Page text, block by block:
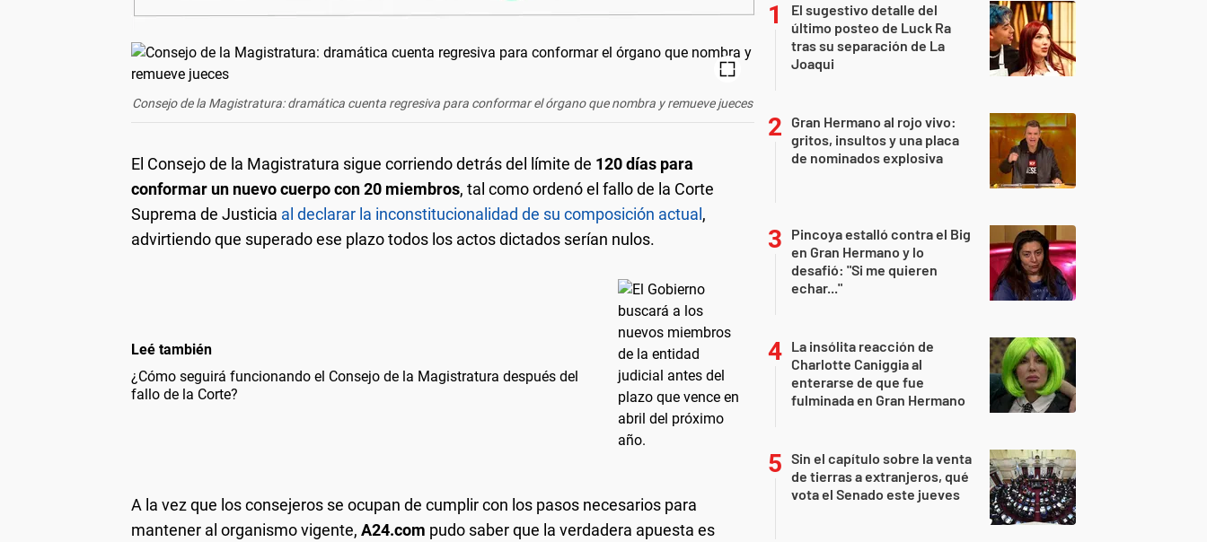
Consejo de la Magistratura: dramática cuenta regresiva para conformar el órgano que nombra y remueve jueces
El Consejo de la Magistratura sigue corriendo detrás del límite de 120 días para
conformar un nuevo cuerpo con 20 miembros, tal como ordenó el fallo de la Corte
Suprema de Justicia al declarar la inconstitucionalidad de su composición actual ,
advirtiendo que superado ese plazo todos los actos dictados serían nulos.
Leé también
¿Cómo seguirá funcionando el Consejo de la Magistratura después del
fallo de la Corte?
A la vez que los consejeros se ocupan de cumplir con los pasos necesarios para
mantener al organismo vigente, A24.com pudo saber que la verdadera apuesta es
El sugestivo detalle del
último posteo de Luck Ra
tras su separación de La
Joaqui
Gran Hermano al rojo vivo:
gritos, insultos y una placa
de nominados explosiva
Pincoya estalló contra el Big
en Gran Hermano y lo
desafió: "Si me quieren
echar..."
La insólita reacción de
Charlotte Caniggia al
enterarse de que fue
fulminada en Gran Hermano
Sin el capítulo sobre la venta
de tierras a extranjeros, qué
vota el Senado este jueves